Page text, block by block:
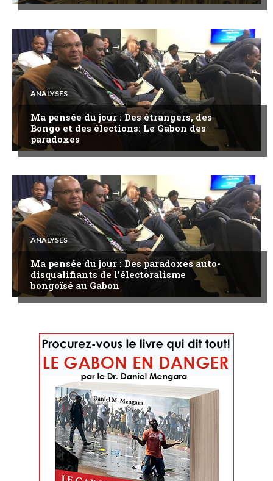
ANALYSES
Ma pensée du jour : Des étrangers, des
Bongo et des élections: Le Gabon des
paradoxes
ANALYSES
Ma pensée du jour : Des paradoxes auto-
disqualifiants de l’électoralisme
bongoïsé au Gabon